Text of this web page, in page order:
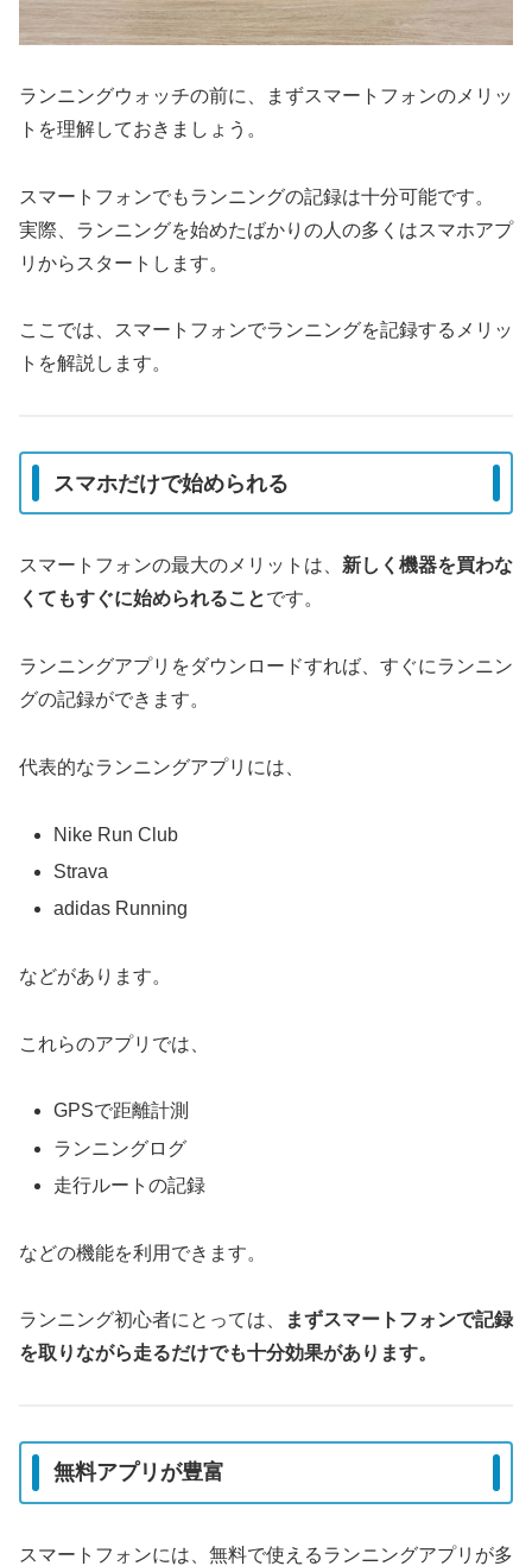
ランニングウォッチの前に、まずスマートフォンのメリッ
トを理解しておきましょう。
スマートフォンでもランニングの記録は十分可能です。
実際、ランニングを始めたばかりの人の多くはスマホアプ
リからスタートします。
ここでは、スマートフォンでランニングを記録するメリッ
トを解説します。
スマホだけで始められる
スマートフォンの最大のメリットは、 新しく機器を買わな
くてもすぐに始められることです。
ランニングアプリをダウンロードすれば、すぐにランニン
グの記録ができます。
代表的なランニングアプリには、
Nike Run Club
Strava
adidas Running
などがあります。
これらのアプリでは、
GPSで距離計測
ランニングログ
走行ルートの記録
などの機能を利用できます。
ランニング初心者にとっては、
まずスマートフォンで記録
を取りながら走るだけでも十分効果があります。
無料アプリが豊富
スマートフォンには、無料で使えるランニングアプリが多